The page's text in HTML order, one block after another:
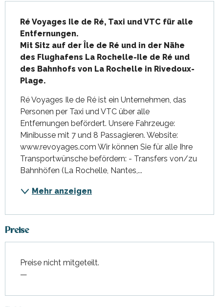
Ré Voyages Ile de Ré, Taxi und VTC für alle
Entfernungen.
Mit Sitz auf der Île de Ré und in der Nähe
des Flughafens La Rochelle-Ile de Ré und
des Bahnhofs von La Rochelle in Rivedoux-
Plage.
Ré Voyages Ile de Ré ist ein Unternehmen, das
Personen per Taxi und VTC über alle
Entfernungen befördert. Unsere Fahrzeuge:
Minibusse mit 7 und 8 Passagieren. Website:
www.revoyages.com Wir können Sie für alle Ihre
Transportwünsche befördern: - Transfers von/zu
Bahnhöfen (La Rochelle, Nantes,...
Mehr anzeigen
Preise
Preise nicht mitgeteilt.
—